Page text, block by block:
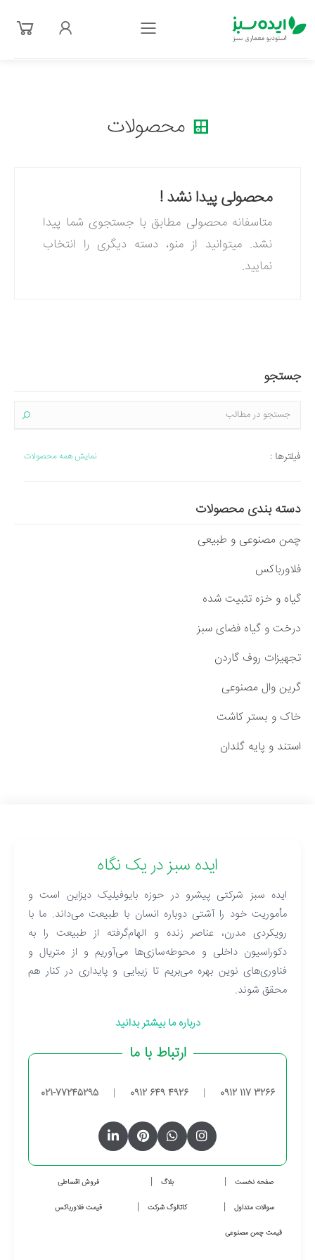
فهرست
محصولات
محصولی پیدا نشد !
متاسفانه محصولی مطابق با جستجوی شما پیدا
نشد. میتوانید از منو، دسته دیگری را انتخاب
نمایید.
جستجو
فیلترها : نمایش همه محصولات
دسته بندی محصولات
چمن مصنوعی و طبیعی
فلاورباکس
گیاه و خزه تثبیت شده
درخت و گیاه فضای سبز
تجهیزات روف گاردن
گرین وال مصنوعی
خاک و بستر کاشت
استند و پایه گلدان
ایده سبز در یک نگاه
ایده سبز شرکتی پیشرو در حوزه بایوفیلیک دیزاین است و
مأموریت خود را آشتی دوباره انسان با طبیعت می‌داند. ما با
رویکردی مدرن، عناصر زنده و الهام‌گرفته از طبیعت را به
دکوراسیون داخلی و محوطه‌سازی‌ها می‌آوریم و از متریال و
فناوری‌های نوین بهره می‌بریم تا زیبایی و پایداری در کنار هم
محقق شوند.
درباره ما بیشتر بدانید
ارتباط با ما
0912 117 3266
|
0912 649 4926
|
021-77245295
صفحه نخست بلاگ فروش اقساطی
سوالات متداول کاتالوگ شرکت قیمت فلاورباکس
قیمت چمن مصنوعی